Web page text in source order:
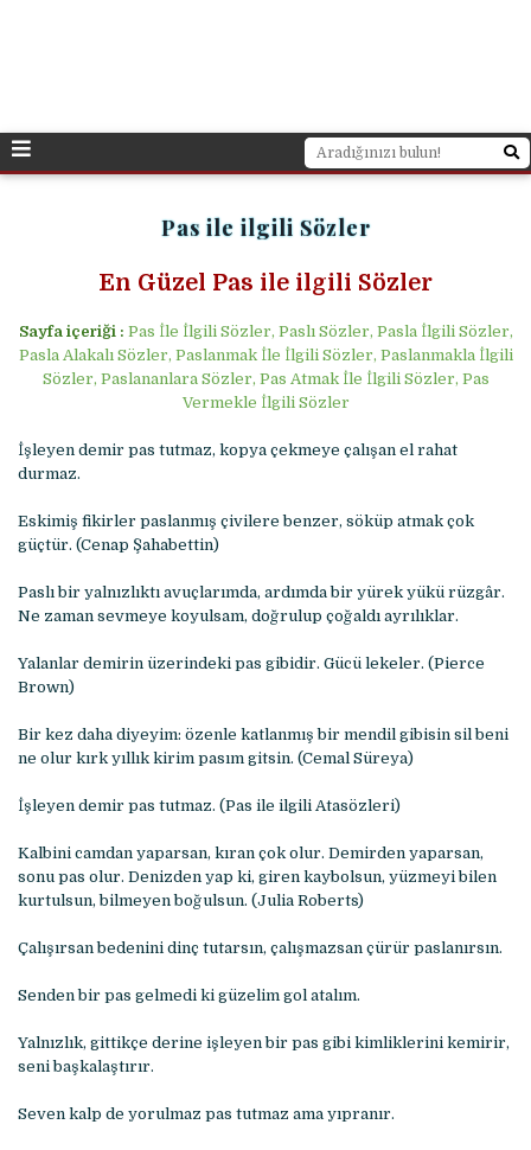
Pas ile ilgili Sözler
En Güzel Pas ile ilgili Sözler
Sayfa içeriği : Pas İle İlgili Sözler, Paslı Sözler, Pasla İlgili Sözler,
Pasla Alakalı Sözler, Paslanmak İle İlgili Sözler, Paslanmakla İlgili
Sözler, Paslananlara Sözler, Pas Atmak İle İlgili Sözler, Pas
Vermekle İlgili Sözler
İşleyen demir pas tutmaz, kopya çekmeye çalışan el rahat
durmaz.
Eskimiş fikirler paslanmış çivilere benzer, söküp atmak çok
güçtür. (Cenap Şahabettin)
Paslı bir yalnızlıktı avuçlarımda, ardımda bir yürek yükü rüzgâr.
Ne zaman sevmeye koyulsam, doğrulup çoğaldı ayrılıklar.
Yalanlar demirin üzerindeki pas gibidir. Gücü lekeler. (Pierce
Brown)
Bir kez daha diyeyim: özenle katlanmış bir mendil gibisin sil beni
ne olur kırk yıllık kirim pasım gitsin. (Cemal Süreya)
İşleyen demir pas tutmaz. (Pas ile ilgili Atasözleri)
Kalbini camdan yaparsan, kıran çok olur. Demirden yaparsan,
sonu pas olur. Denizden yap ki, giren kaybolsun, yüzmeyi bilen
kurtulsun, bilmeyen boğulsun. (Julia Roberts)
Çalışırsan bedenini dinç tutarsın, çalışmazsan çürür paslanırsın.
Senden bir pas gelmedi ki güzelim gol atalım.
Yalnızlık, gittikçe derine işleyen bir pas gibi kimliklerini kemirir,
seni başkalaştırır.
Seven kalp de yorulmaz pas tutmaz ama yıpranır.